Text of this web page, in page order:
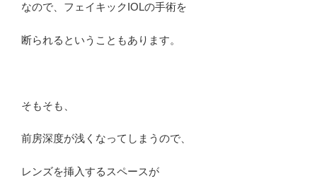
なので、フェイキックIOLの手術を
断られるということもあります。
そもそも、
前房深度が浅くなってしまうので、
レンズを挿入するスペースが